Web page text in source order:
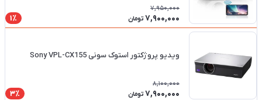
7,950,000
7,900,000 تومان 1٪
ویدیو پروژکتور استوک سونی Sony VPL-CX155
8,100,000
7,900,000 تومان 3٪